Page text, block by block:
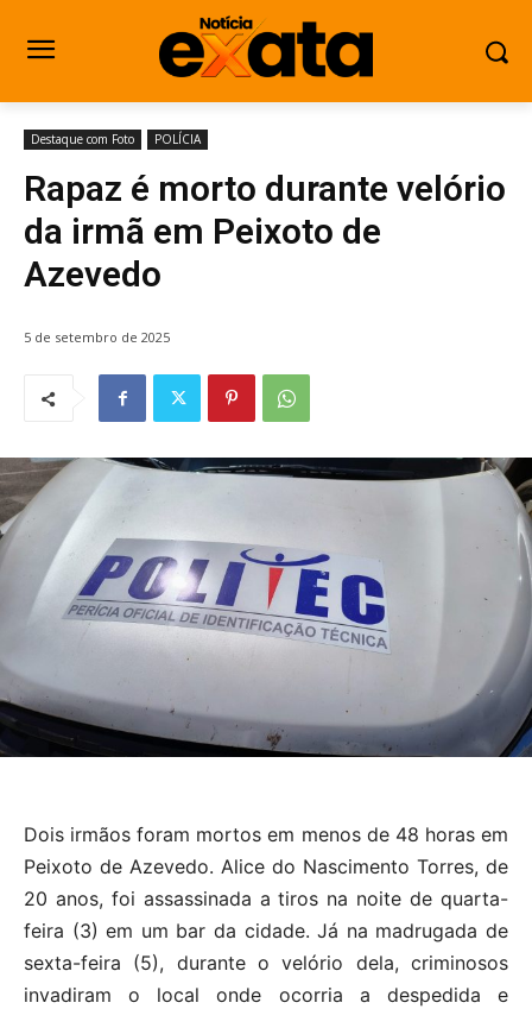
Destaque com Foto POLÍCIA
Rapaz é morto durante velório
da irmã em Peixoto de
Azevedo
5 de setembro de 2025
Dois irmãos foram mortos em menos de 48 horas em
Peixoto de Azevedo. Alice do Nascimento Torres, de
20 anos, foi assassinada a tiros na noite de quarta-
feira (3) em um bar da cidade. Já na madrugada de
sexta-feira (5), durante o velório dela, criminosos
invadiram o local onde ocorria a despedida e